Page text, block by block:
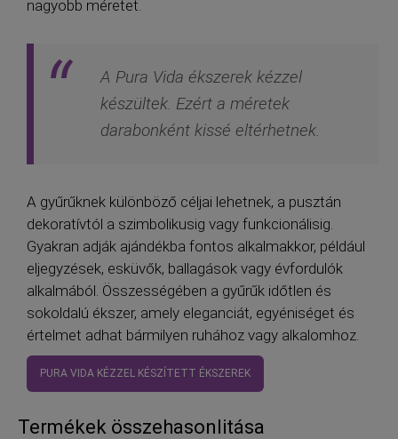
nagyobb méretet.
A Pura Vida ékszerek kézzel
készültek. Ezért a méretek
darabonként kissé eltérhetnek.
A gyűrűknek különböző céljai lehetnek, a pusztán
dekoratívtól a szimbolikusig vagy funkcionálisig.
Gyakran adják ajándékba fontos alkalmakkor, például
eljegyzések, esküvők, ballagások vagy évfordulók
alkalmából. Összességében a gyűrűk időtlen és
sokoldalú ékszer, amely eleganciát, egyéniséget és
értelmet adhat bármilyen ruhához vagy alkalomhoz.
PURA VIDA KÉZZEL KÉSZÍTETT ÉKSZEREK
Termékek összehasonlitása